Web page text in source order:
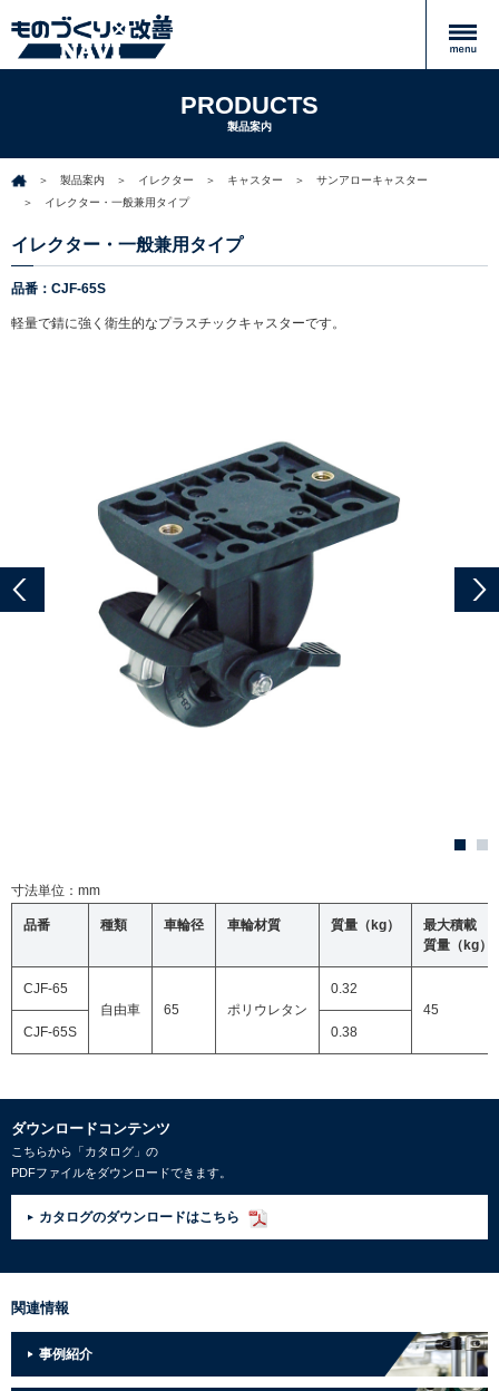
PRODUCTS
製品案内
製品案内 イレクター キャスター
サンアローキャスター
イレクター・一般兼用タイプ
イレクター・一般兼用タイプ
品番：CJF-65S
軽量で錆に強く衛生的なプラスチックキャスターです。
寸法単位：mm
品番 種類 車輪径 車輪材質 質量（kg）
最大積載
質量（kg）
CJF-65
自由車
65 ポリウレタン
0.32
45
CJF-65S
0.38
ダウンロードコンテンツ
こちらから「カタログ」の
PDFファイルをダウンロードできます。
カタログのダウンロードはこちら
関連情報
事例紹介